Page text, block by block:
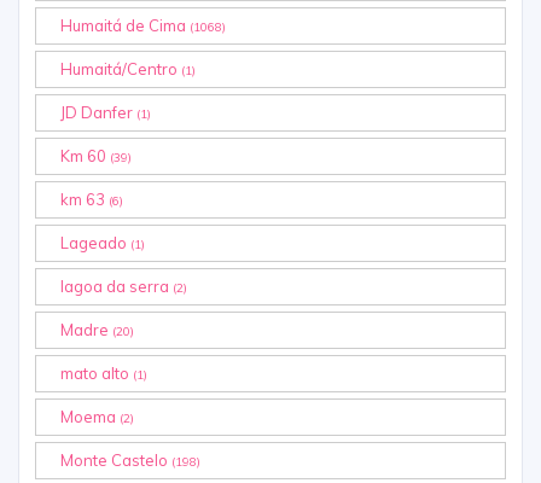
Humaitá de Cima (1068)
Humaitá/Centro (1)
JD Danfer (1)
Km 60 (39)
km 63 (6)
Lageado (1)
lagoa da serra (2)
Madre (20)
mato alto (1)
Moema (2)
Monte Castelo (198)